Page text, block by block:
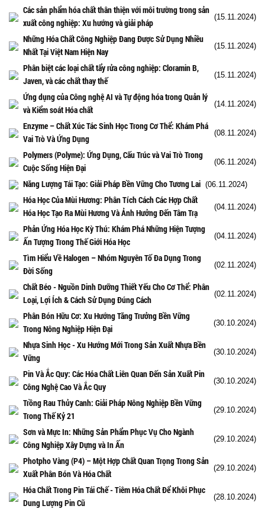
Các sản phẩm hóa chất thân thiện với môi trường trong sản
xuất công nghiệp: Xu hướng và giải pháp
(15.11.2024)
Những Hóa Chất Công Nghiệp Đang Được Sử Dụng Nhiều
Nhất Tại Việt Nam Hiện Nay
(15.11.2024)
Phân biệt các loại chất tẩy rửa công nghiệp: Cloramin B,
Javen, và các chất thay thế
(15.11.2024)
Ứng dụng của Công nghệ AI và Tự động hóa trong Quản lý
và Kiểm soát Hóa chất
(14.11.2024)
Enzyme – Chất Xúc Tác Sinh Học Trong Cơ Thể: Khám Phá
Vai Trò Và Ứng Dụng
(08.11.2024)
Polymers (Polyme): Ứng Dụng, Cấu Trúc và Vai Trò Trong
Cuộc Sống Hiện Đại
(06.11.2024)
Năng Lượng Tái Tạo: Giải Pháp Bền Vững Cho Tương Lai (06.11.2024)
Hóa Học Của Mùi Hương: Phân Tích Cách Các Hợp Chất
Hóa Học Tạo Ra Mùi Hương Và Ảnh Hưởng Đến Tâm Trạ
(04.11.2024)
Phản Ứng Hóa Học Kỳ Thú: Khám Phá Những Hiện Tượng
Ấn Tượng Trong Thế Giới Hóa Học
(04.11.2024)
Tìm Hiểu Về Halogen – Nhóm Nguyên Tố Đa Dụng Trong
Đời Sống
(02.11.2024)
Chất Béo - Nguồn Dinh Dưỡng Thiết Yếu Cho Cơ Thể: Phân
Loại, Lợi Ích & Cách Sử Dụng Đúng Cách
(02.11.2024)
Phân Bón Hữu Cơ: Xu Hướng Tăng Trưởng Bền Vững
Trong Nông Nghiệp Hiện Đại
(30.10.2024)
Nhựa Sinh Học - Xu Hướng Mới Trong Sản Xuất Nhựa Bền
Vững
(30.10.2024)
Pin Và Ắc Quy: Các Hóa Chất Liên Quan Đến Sản Xuất Pin
Công Nghệ Cao Và Ắc Quy
(30.10.2024)
Trồng Rau Thủy Canh: Giải Pháp Nông Nghiệp Bền Vững
Trong Thế Kỷ 21
(29.10.2024)
Sơn và Mực In: Những Sản Phẩm Phục Vụ Cho Ngành
Công Nghiệp Xây Dựng và In Ấn
(29.10.2024)
Photpho Vàng (P4) – Một Hợp Chất Quan Trọng Trong Sản
Xuất Phân Bón Và Hóa Chất
(29.10.2024)
Hóa Chất Trong Pin Tái Chế - Tiêm Hóa Chất Để Khôi Phục
Dung Lượng Pin Cũ
(28.10.2024)